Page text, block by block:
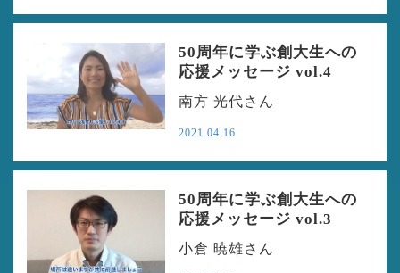
50周年に学ぶ創大生への
応援メッセージ vol.4
南方 光代さん
2021.04.16
50周年に学ぶ創大生への
応援メッセージ vol.3
小倉 暁雄さん